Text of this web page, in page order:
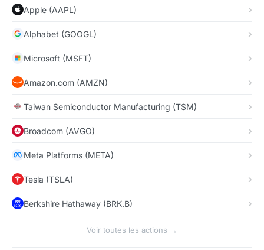
Apple (AAPL)
Alphabet (GOOGL)
Microsoft (MSFT)
Amazon.com (AMZN)
Taiwan Semiconductor Manufacturing (TSM)
Broadcom (AVGO)
Meta Platforms (META)
Tesla (TSLA)
Berkshire Hathaway (BRK.B)
Voir toutes les actions →